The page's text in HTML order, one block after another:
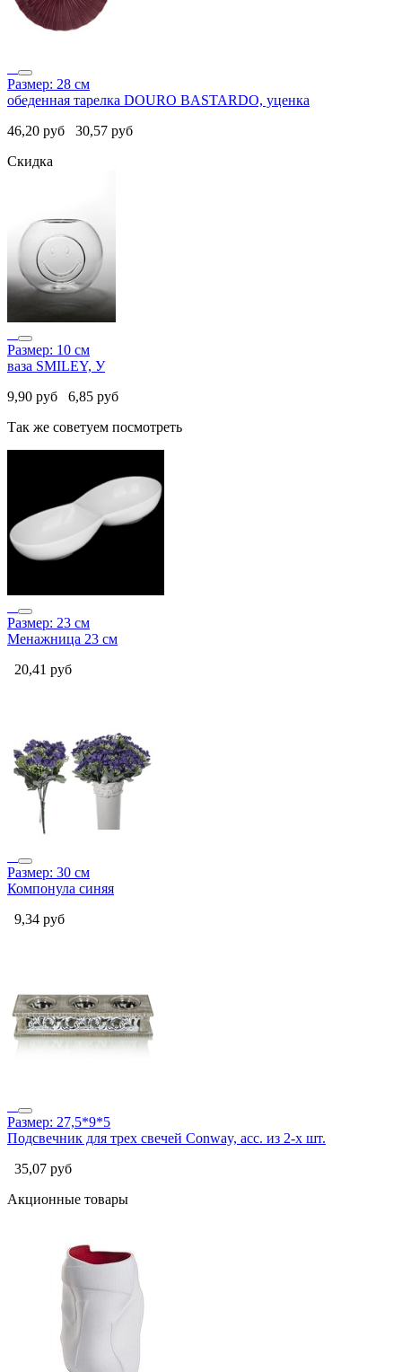
Размер: 28 см
обеденная тарелка DOURO BASTARDO, уценка
46,20 руб 30,57 руб
Скидка
Размер: 10 см
ваза SMILEY, У
9,90 руб 6,85 руб
Так же советуем посмотреть
Размер: 23 см
Менажница 23 см
20,41 руб
Размер: 30 см
Компонула синяя
9,34 руб
Размер: 27,5*9*5
Подсвечник для трех свечей Conway, асс. из 2-х шт.
35,07 руб
Акционные товары